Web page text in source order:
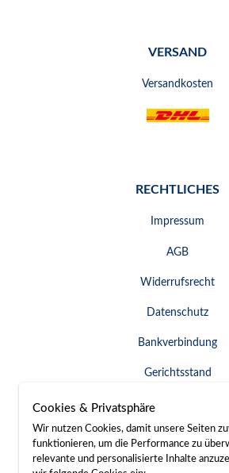
VERSAND
Versandkosten
RECHTLICHES
Impressum
AGB
Widerrufsrecht
Datenschutz
Bankverbindung
Gerichtsstand
Widerruf erklären
SERVICE &
Cookies & Privatsphäre
Wir nutzen Cookies, damit unsere Seiten
funktionieren, um die Performance zu
relevante und personalisierte Inhalte